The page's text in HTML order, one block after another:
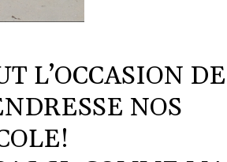
L’OCCASION DE
NOS